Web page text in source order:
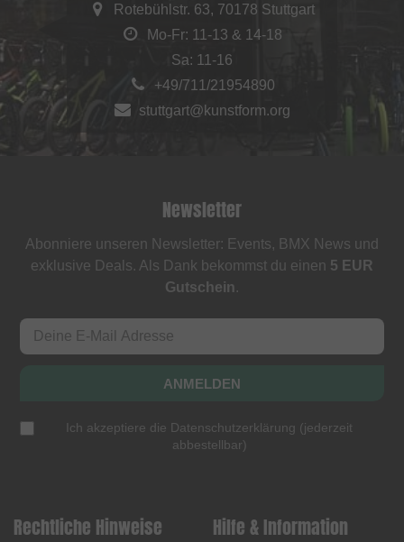
Rotebühlstr. 63, 70178 Stuttgart
Mo-Fr: 11-13 & 14-18
Sa: 11-16
+49/711/21954890
stuttgart@kunstform.org
Newsletter
Abonniere unseren Newsletter: Events, BMX News und
exklusive Deals. Als Dank bekommst du einen 5 EUR
Gutschein.
ANMELDEN
Ich akzeptiere die Datenschutzerklärung (jederzeit
abbestellbar)
Rechtliche Hinweise Hilfe & Information